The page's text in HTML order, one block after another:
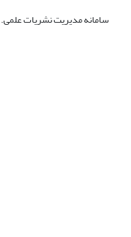
سامانه مدیریت نشریات علمی.